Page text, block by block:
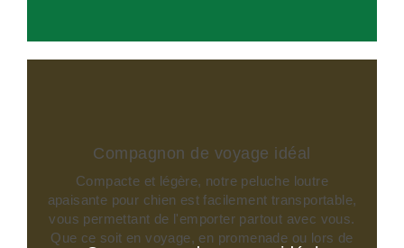
Compagnon de voyage idéal
Compacte et légère, notre peluche loutre
apaisante pour chien est facilement transportable,
vous permettant de l'emporter partout avec vous.
Que ce soit en voyage, en promenade ou lors de